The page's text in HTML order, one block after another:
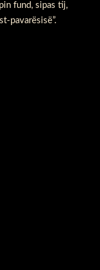
fund, sipas tij,
pavarësisë”.